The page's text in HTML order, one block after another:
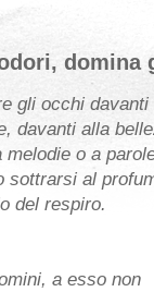
domina
gli occhi davanti
davanti alla
o a
sottrarsi al
del respiro.
a esso non